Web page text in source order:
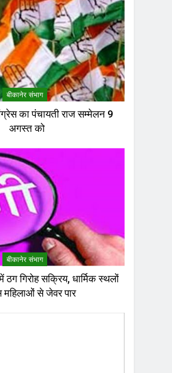
बीकानेर संभाग
का पंचायती राज सम्मेलन 9
अगस्त को
बीकानेर संभाग
सक्रिय, धार्मिक स्थलों
महिलाओं से जेवर पार